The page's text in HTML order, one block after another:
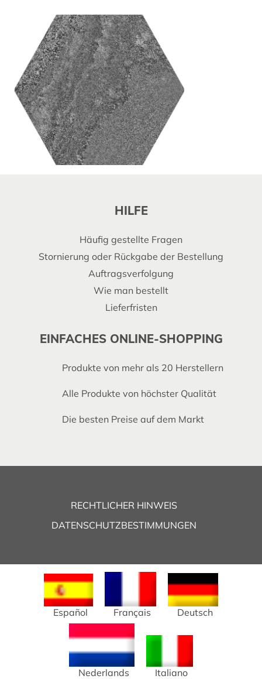
HILFE
Häufig gestellte Fragen
Stornierung oder Rückgabe der Bestellung
Auftragsverfolgung
Wie man bestellt
Lieferfristen
EINFACHES ONLINE-SHOPPING
Produkte von mehr als 20 Herstellern
Alle Produkte von höchster Qualität
Die besten Preise auf dem Markt
RECHTLICHER HINWEIS
DATENSCHUTZBESTIMMUNGEN
Español Français Deutsch
Nederlands Italiano